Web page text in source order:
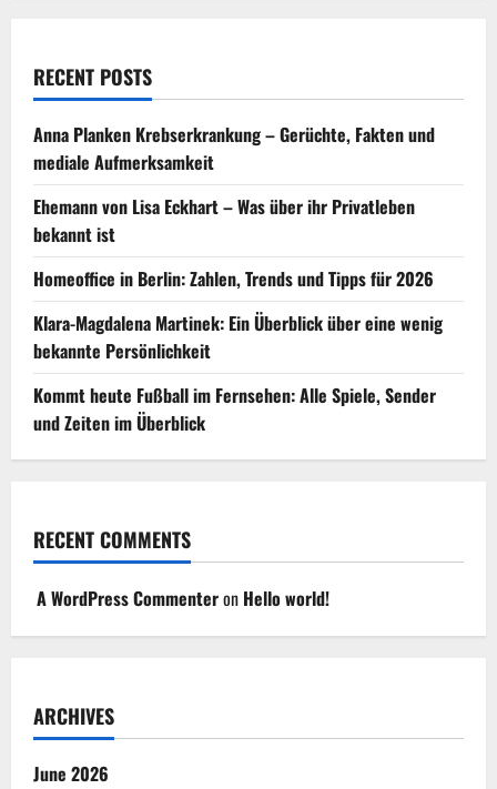
RECENT POSTS
Anna Planken Krebserkrankung – Gerüchte, Fakten und
mediale Aufmerksamkeit
Ehemann von Lisa Eckhart – Was über ihr Privatleben
bekannt ist
Homeoffice in Berlin: Zahlen, Trends und Tipps für 2026
Klara-Magdalena Martinek: Ein Überblick über eine wenig
bekannte Persönlichkeit
Kommt heute Fußball im Fernsehen: Alle Spiele, Sender
und Zeiten im Überblick
RECENT COMMENTS
A WordPress Commenteron Hello world!
ARCHIVES
June 2026